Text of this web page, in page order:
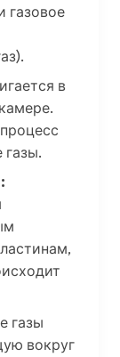
газовое
в
газы.
газы
вокруг